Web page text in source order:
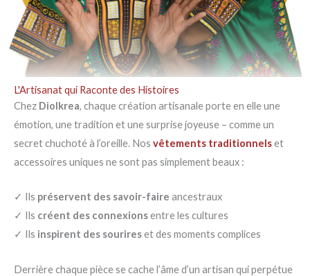
L'Artisanat qui Raconte des Histoires
Chez Diolkrea, chaque création artisanale porte en elle une
émotion, une tradition et une surprise joyeuse – comme un
secret chuchoté à l’oreille. Nos vêtements traditionnelset
accessoires uniques ne sont pas simplement beaux :
✓ Ils préservent des savoir-faire ancestraux
✓ Ils créent des connexionsentre les cultures
✓ Ils inspirent des sourireset des moments complices
Derrière chaque pièce se cache l’âme d’un artisan qui perpétue